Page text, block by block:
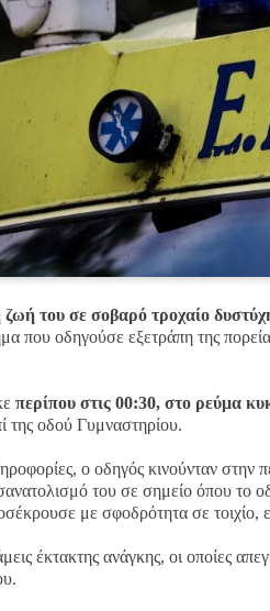
του σε σοβαρό τροχαίο
που οδηγούσε εξετράπη της
περίπου στις 00:30, στο ρεύμα
της οδού Γυμναστηρίου.
ο οδηγός κινούνταν στην
του σε σημείο όπου το
με σφοδρότητα σε τοιχίο,
έκτακτης ανάγκης, οι οποίες